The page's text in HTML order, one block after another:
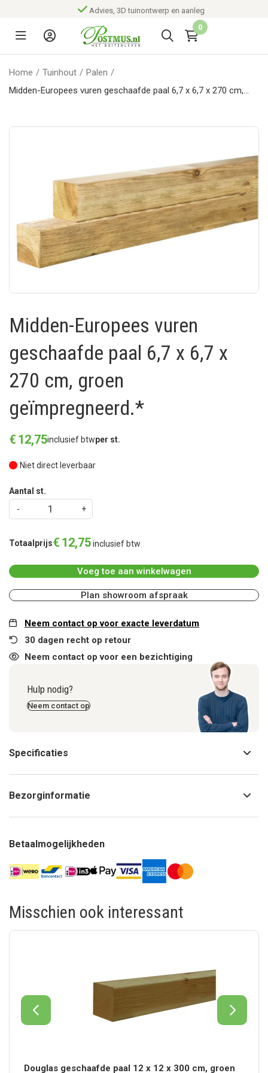
Advies, 3D tuinontwerp en aanleg
0
Home / Tuinhout / Palen /
Midden-Europees vuren geschaafde paal 6,7 x 6,7 x 270 cm,
Midden-Europees vuren
geschaafde paal 6,7 x 6,7 x
270 cm, groen
geïmpregneerd.*
€ 12,75inclusief btwper st.
Niet direct leverbaar
Aantal st.
Totaalprijs€ 12,75inclusief btw
Voeg toe aan winkelwagen
Plan showroom afspraak
Neem contact op voor exacte leverdatum
30 dagen recht op retour
Neem contact op voor een bezichtiging
Hulp nodig?
Neem contact op
Specificaties
Bezorginformatie
Betaalmogelijkheden
Misschien ook interessant
Douglas geschaafde paal 12 x 12 x 300 cm, groen